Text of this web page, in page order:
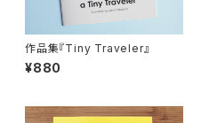
作品集『Tiny Traveler』
¥880